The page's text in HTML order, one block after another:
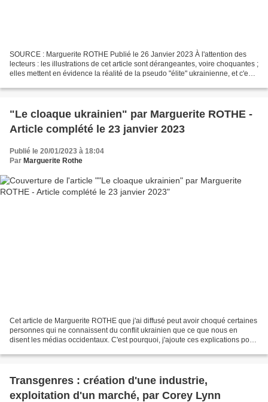
SOURCE : Marguerite ROTHE Publié le 26 Janvier 2023 À l'attention des
lecteurs : les illustrations de cet article sont dérangeantes, voire choquantes ;
elles mettent en évidence la réalité de la pseudo "élite" ukrainienne, et c'est
"Le cloaque ukrainien" par Marguerite ROTHE -
Article complété le 23 janvier 2023
Publié le 20/01/2023 à 18:04
Par Marguerite Rothe
Cet article de Marguerite ROTHE que j'ai diffusé peut avoir choqué certaines
personnes qui ne connaissent du conflit ukrainien que ce que nous en
disent les médias occidentaux. C'est pourquoi, j'ajoute ces explications pour
Transgenres : création d'une industrie,
exploitation d'un marché, par Corey Lynn